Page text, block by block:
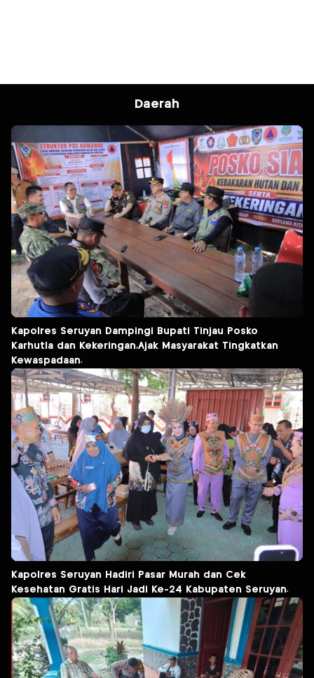
Daerah
Kapolres Seruyan Dampingi Bupati Tinjau Posko
Karhutla dan Kekeringan,Ajak Masyarakat Tingkatkan
Kewaspadaan.
Kapolres Seruyan Hadiri Pasar Murah dan Cek
Kesehatan Gratis Hari Jadi Ke-24 Kabupaten Seruyan.